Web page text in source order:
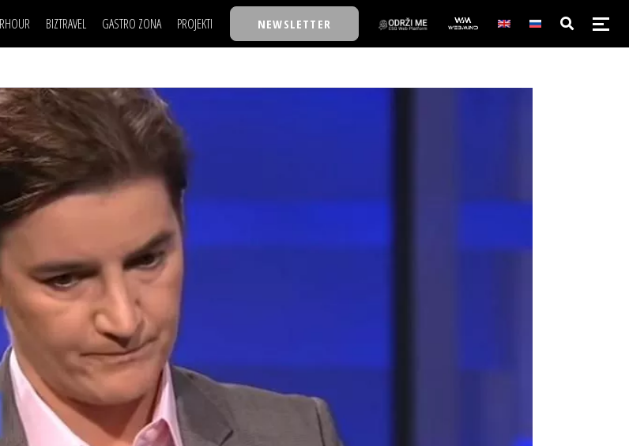
SVET
WELLBEING
BIZTRAVEL GASTRO ZONA PROJEKTI
TASTY TALKS
30 ISPOD 30
BACK TO OFFICE/SCHOOL
BIZBENDOVI
BIZKOLEGIJUM
BMW BIZNIS LIGA
BIZLIFE WEEK
IZJAVA GODINE
NEWSLETTER
I SCENA
SVET
NAJKOLEGA
30 ISPOD 30
BACK TO OFFICE/SCHOOL
BIZBENDOVI
BMW BIZNIS LIGA
BIZLIFE WEEK
IZJAVA GODINE